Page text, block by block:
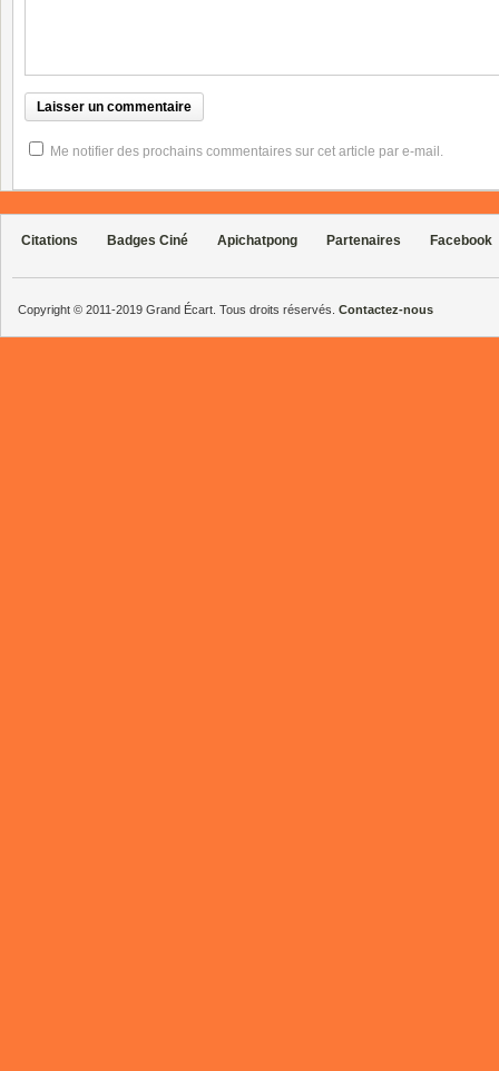
Me notifier des prochains commentaires sur cet article par e-mail.
Citations Badges Ciné Apichatpong Partenaires Facebook
Copyright © 2011-2019 Grand Écart. Tous droits réservés. Contactez-nous